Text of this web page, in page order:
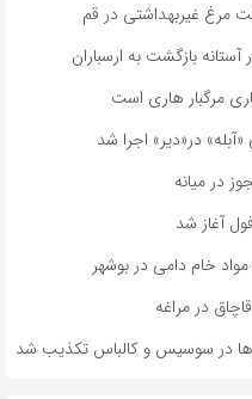
بازگشت به ارسباران
مرگبار هاری است
در«دیر» اجرا شد
آغاز شد
خام دامی در بوشهر
در سوسیس و کالباس تکذیب شد